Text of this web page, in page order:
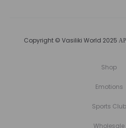
Copyright © Vasiliki World 2025
Shop
Emotions
Sports Club
Wholesale